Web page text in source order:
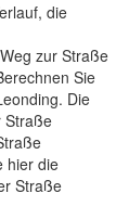
die
zur Straße
Sie
Die
Straße
hier die
Straße